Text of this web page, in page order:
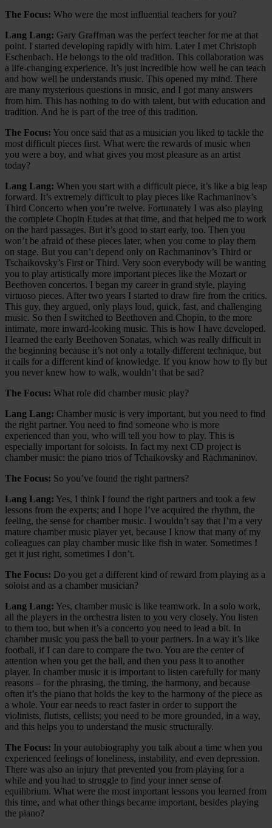
The Focus: Who were the most influential teachers for you?
Lang Lang: Gary Graffman was the perfect teacher for me at that
point. I started developing rapidly with him. Later I met Christoph
Eschenbach. He belongs to the old tradition. This collaboration was
a life-changing experience. It’s just incredible how well he can teach
and how well he understands music. This opened my mind. There
are many mysterious questions in music, and I got many answers
from him. This has nothing to do with talent, but with education and
tradition. And he is part of the tree of this tradition.
The Focus: You once said that as a musician you liked to tackle the
most difficult pieces first. What were the rewards of music when
you were a boy, and what gives you most pleasure as an artist
today?
Lang Lang: When you start with a difficult piece, it’s like a big leap
forward. It’s extremely difficult to play pieces like Rachmaninov’s
Third Concerto when you’re twelve. Fortunately I was also playing
the complete Chopin Etudes at that time, and that helped me to work
on the hard passages. But it’s good to start early, too. Then you
won’t be afraid of these pieces later, when you come to play them
on stage. But you can’t depend only on Rachmaninov’s Third or
Tschaikovsky’s First or Third. Very soon everybody will be wanting
you to play artistically more important pieces like the Mozart or
Beethoven concertos. I began my career in grand style, playing
virtuoso pieces. After two years I started to draw fire from the critics.
This guy, they argued, only plays loud, quick, fast, and challenging
music. So then I switched to Beethoven and Chopin, to the more
intimate, more inward-looking music. This is how I have developed.
I learned the early Beethoven Sonatas, which was really difficult in
the beginning because it’s not only a totally different technique, but
it calls for a different kind of knowledge. If you know how to fly but
you never knew how to walk, wouldn’t that be sad?
The Focus: What role did chamber music play?
Lang Lang: Chamber music is very important, but you need to find
the right partner. You need to find someone who is more
experienced than you, who will tell you how to play. This is
especially important for soloists. In fact my next CD project is
chamber music: the piano trios of Tchaikovsky and Rachmaninov.
The Focus: So you’ve found the right partners?
Lang Lang: Yes, I think I found the right partners and took a few
lessons from the experts; and I hope I’ve acquired the rhythm, the
feeling, the sense for chamber music. I wouldn’t say that I’m a very
mature chamber music player yet, because I know that many of my
colleagues can play chamber music like fish in water. Sometimes I
get it just right, sometimes I don’t.
The Focus: Do you get a different kind of reward from playing as a
soloist and as a chamber musician?
Lang Lang: Yes, chamber music is like teamwork. In a solo work,
all the players in the orchestra listen to you very closely. You listen
to them too, but when it’s a concerto you need to lead a bit. In
chamber music you pass the ball to your partners. In a way it’s like
football, if I can dare to compare the two. You are the center of
attention when you get the ball, and then you pass it to another
player. In chamber music it is important to listen carefully for many
reasons – for the phrasing, the timing, the harmony, and because
often it’s the piano that holds the key to the harmony of the piece as
a whole. Your ear needs to react faster in order to support the
violinists, flutists, cellists; you need to be more grounded, in a way,
and this helps you to understand the music structurally.
The Focus: In your autobiography you talk about a time when you
experienced feelings of loneliness, instability, and even depression.
There was also an injury that prevented you from playing for a
while and you had to struggle to find your inner sense of
equilibrium. What were the most important lessons you learned from
this time, and what other things became important, besides playing
the piano?